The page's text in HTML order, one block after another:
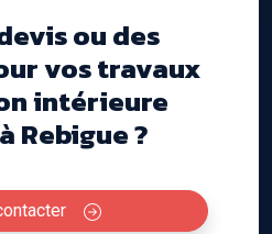
ou des
vos travaux
intérieure
Rebigue ?